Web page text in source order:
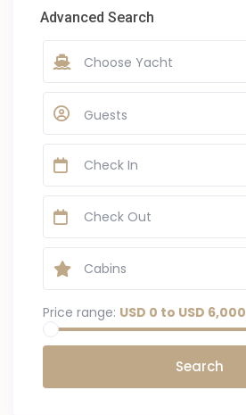
Advanced Search
Choose Yacht
Guests
Price range: USD 0 to USD 6,000